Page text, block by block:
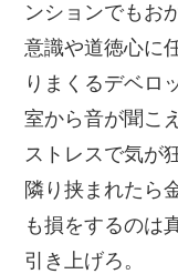
ンションでもお
意識や道徳心に
りまくるデベロ
室から音が聞こ
ストレスで気が
隣り挟まれたら
も損をするのは
引き上げろ。